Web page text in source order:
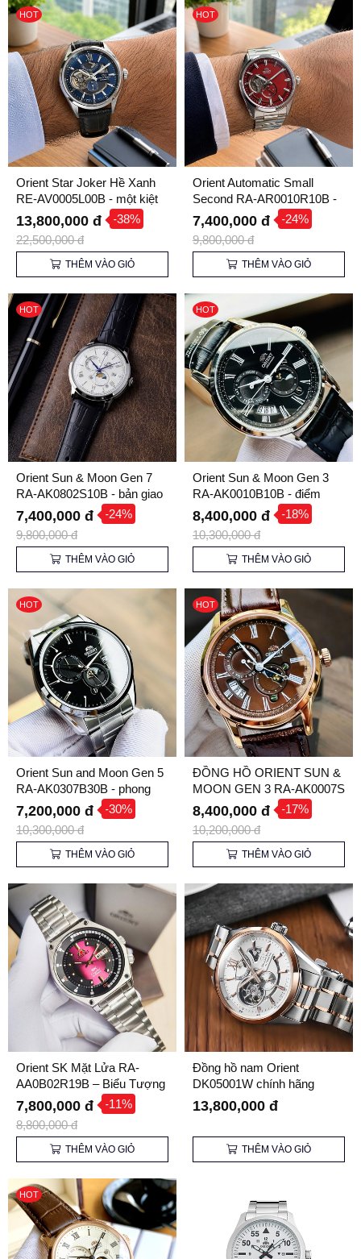
HOT
Orient Star Joker Hề Xanh
RE-AV0005L00B - một kiệt
tác nghệ thuật đương đại
13,800,000 đ -38%
22,500,000 đ
THÊM VÀO GIỎ
HOT
Orient Automatic Small
Second RA-AR0010R10B -
tông màu độc hiếm đầy ma
mị !
7,400,000 đ -24%
9,800,000 đ
THÊM VÀO GIỎ
HOT
Orient Sun & Moon Gen 7
RA-AK0802S10B - bản giao
hưởng thanh lịch
7,400,000 đ -24%
9,800,000 đ
THÊM VÀO GIỎ
HOT
Orient Sun & Moon Gen 3
RA-AK0010B10B - điểm
nhấn nâng tầm phong cách
cho các cuộc gặp gỡ đối tác
quan trọng
8,400,000 đ -18%
10,300,000 đ
THÊM VÀO GIỎ
HOT
Orient Sun and Moon Gen 5
RA-AK0307B30B - phong
cách đầy cuốn hút dành cho
quý ông hiện đại
7,200,000 đ -30%
10,300,000 đ
THÊM VÀO GIỎ
HOT
ĐỒNG HỒ ORIENT SUN &
MOON GEN 3 RA-AK0007S
8,400,000 đ -17%
10,200,000 đ
THÊM VÀO GIỎ
Orient SK Mặt Lửa RA-
AA0B02R19B – Biểu Tượng
Huyền Thoại Trở Lại
7,800,000 đ -11%
8,800,000 đ
THÊM VÀO GIỎ
Đồng hồ nam Orient
DK05001W chính hãng
13,800,000 đ
THÊM VÀO GIỎ
HOT